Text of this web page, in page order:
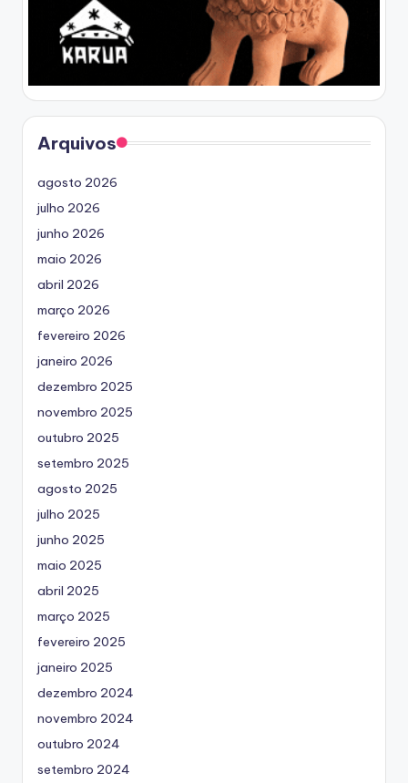
Arquivos
agosto 2026
julho 2026
junho 2026
maio 2026
abril 2026
março 2026
fevereiro 2026
janeiro 2026
dezembro 2025
novembro 2025
outubro 2025
setembro 2025
agosto 2025
julho 2025
junho 2025
maio 2025
abril 2025
março 2025
fevereiro 2025
janeiro 2025
dezembro 2024
novembro 2024
outubro 2024
setembro 2024